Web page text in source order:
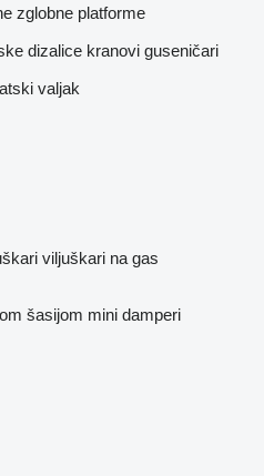
zglobne platforme
dizalice kranovi guseničari
valjak
viljuškari na gas
šasijom mini damperi